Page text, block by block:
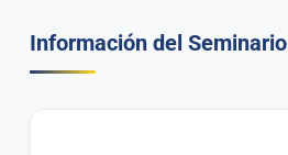
Información del Seminario